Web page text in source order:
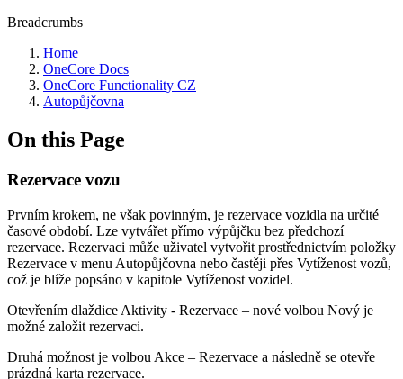
Breadcrumbs
Home
OneCore Docs
OneCore Functionality CZ
Autopůjčovna
On this Page
Rezervace vozu
Prvním krokem, ne však povinným, je rezervace vozidla na určité
časové období. Lze vytvářet přímo výpůjčku bez předchozí
rezervace. Rezervaci může uživatel vytvořit prostřednictvím položky
Rezervace v menu Autopůjčovna nebo častěji přes Vytíženost vozů,
což je blíže popsáno v kapitole Vytíženost vozidel.
Otevřením dlaždice Aktivity - Rezervace – nové volbou Nový je
možné založit rezervaci.
Druhá možnost je volbou Akce – Rezervace a následně se otevře
prázdná karta rezervace.